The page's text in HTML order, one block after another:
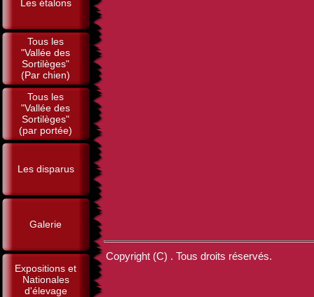
Les étalons
Tous les
"Vallée des
Sortilèges"
(Par chien)
Tous les
"Vallée des
Sortilèges"
(par portée)
Les disparus
Galerie
Expositions et
Nationales
d'élevage
Copyright (C) . Tous droits réservés.